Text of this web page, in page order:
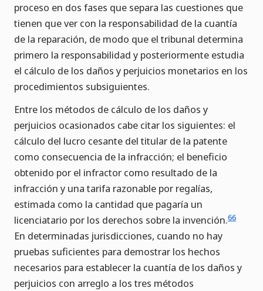
proceso en dos fases que separa las cuestiones que
tienen que ver con la responsabilidad de la cuantía
de la reparación, de modo que el tribunal determina
primero la responsabilidad y posteriormente estudia
el cálculo de los daños y perjuicios monetarios en los
procedimientos subsiguientes.
Entre los métodos de cálculo de los daños y
perjuicios ocasionados cabe citar los siguientes: el
cálculo del lucro cesante del titular de la patente
como consecuencia de la infracción; el beneficio
obtenido por el infractor como resultado de la
infracción y una tarifa razonable por regalías,
estimada como la cantidad que pagaría un
licenciatario por los derechos sobre la invención.66
En determinadas jurisdicciones, cuando no hay
pruebas suficientes para demostrar los hechos
necesarios para establecer la cuantía de los daños y
perjuicios con arreglo a los tres métodos